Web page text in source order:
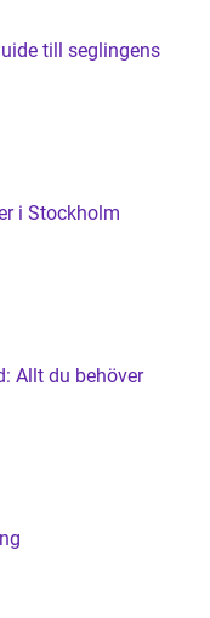
till seglingens
i Stockholm
Allt du behöver